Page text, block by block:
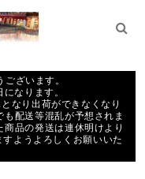
ざいます。
なります。
なり出荷ができなくなり
配送等混乱が予想されま
品の発送は連休明けより
ようよろしくお願いいた